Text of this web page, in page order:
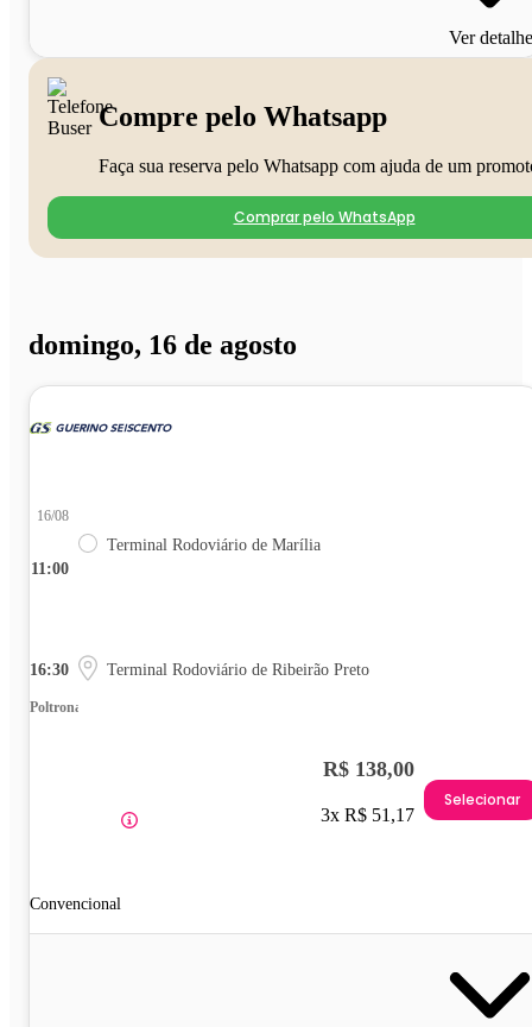
Ver
Compre pelo Whatsapp
Faça sua reserva pelo Whatsapp com ajuda de um
Comprar pelo WhatsApp
domingo, 16 de agosto
11:00
16/08
Terminal Rodoviário de Marília
16:30 Terminal Rodoviário de Ribeirão Preto
Poltrona
Convencional
R$ 138,00
3x R$ 51,17
Selecionar